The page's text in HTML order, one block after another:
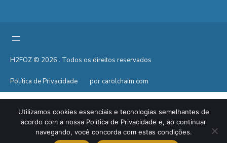
H2FOZ © 2026 . Todos os direitos reservados
Política de Privacidade por carolchaim.com
Utilizamos cookies essenciais e tecnologias semelhantes de
acordo com a nossa Política de Privacidade e, ao continuar
navegando, você concorda com estas condições.